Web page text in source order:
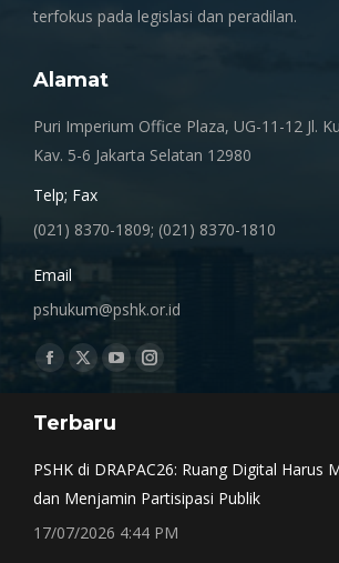
terfokus pada legislasi dan peradilan.
Alamat
Puri Imperium Office Plaza, UG-11-12 Jl.
Kav. 5-6 Jakarta Selatan 12980
Telp; Fax
(021) 8370-1809; (021) 8370-1810
Email
pshukum@pshk.or.id
Find us on:
Facebook
opens
window
X
opens
window
YouTube
opens
Instagram
window
Terbaru
PSHK di DRAPAC26: Ruang Digital Harus
dan Menjamin Partisipasi Publik
17/07/2026 4:44 PM